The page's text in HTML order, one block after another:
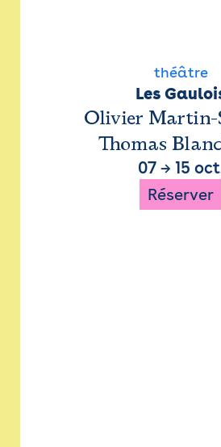
théâtre
Les
Olivier Martin-
Thomas
07→ 15
Réserver